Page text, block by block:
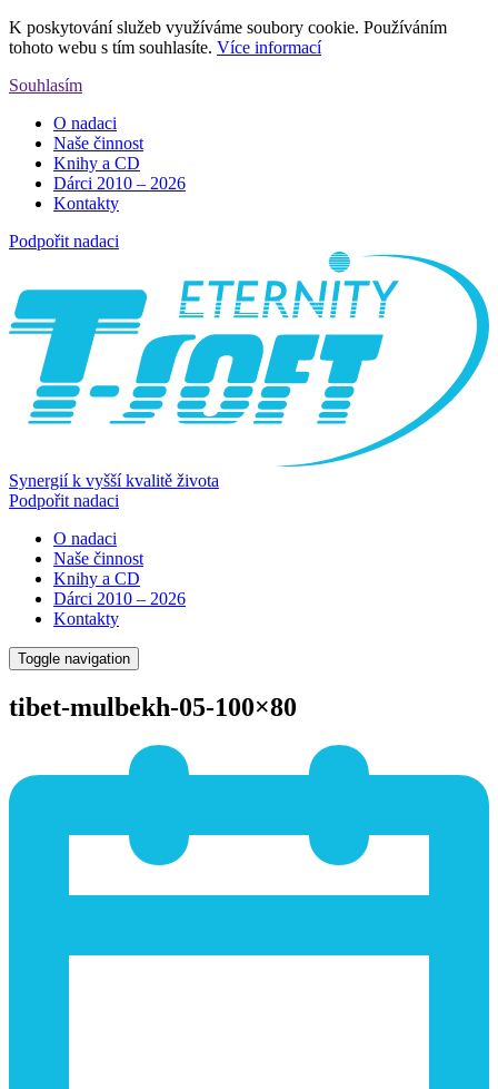
K poskytování služeb využíváme soubory cookie. Používáním
tohoto webu s tím souhlasíte. Více informací
Souhlasím
O nadaci
Naše činnost
Knihy a CD
Dárci 2010 – 2026
Kontakty
Podpořit nadaci
Synergií k vyšší kvalitě života
Podpořit nadaci
O nadaci
Naše činnost
Knihy a CD
Dárci 2010 – 2026
Kontakty
Toggle navigation
tibet-mulbekh-05-100×80